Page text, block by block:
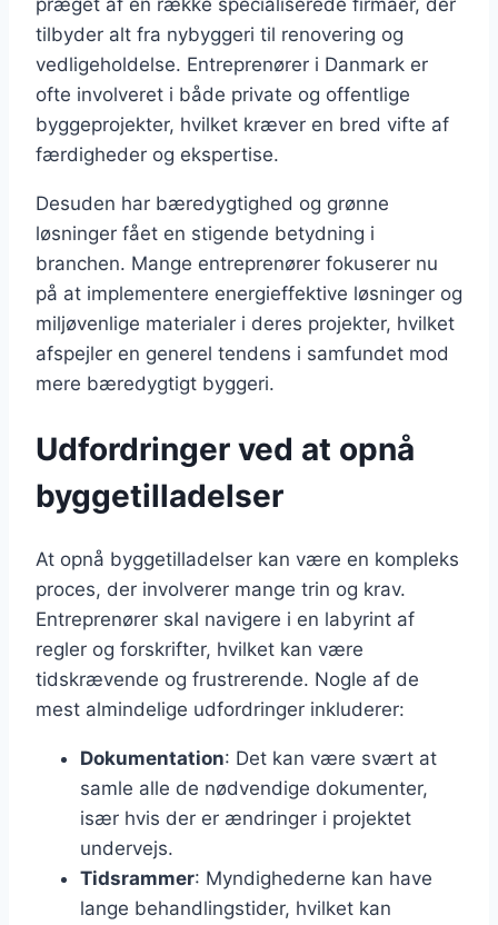
præget af en række specialiserede firmaer, der
tilbyder alt fra nybyggeri til renovering og
vedligeholdelse. Entreprenører i Danmark er
ofte involveret i både private og offentlige
byggeprojekter, hvilket kræver en bred vifte af
færdigheder og ekspertise.
Desuden har bæredygtighed og grønne
løsninger fået en stigende betydning i
branchen. Mange entreprenører fokuserer nu
på at implementere energieffektive løsninger og
miljøvenlige materialer i deres projekter, hvilket
afspejler en generel tendens i samfundet mod
mere bæredygtigt byggeri.
Udfordringer ved at opnå
byggetilladelser
At opnå byggetilladelser kan være en kompleks
proces, der involverer mange trin og krav.
Entreprenører skal navigere i en labyrint af
regler og forskrifter, hvilket kan være
tidskrævende og frustrerende. Nogle af de
mest almindelige udfordringer inkluderer:
Dokumentation: Det kan være svært at
samle alle de nødvendige dokumenter,
især hvis der er ændringer i projektet
undervejs.
Tidsrammer: Myndighederne kan have
lange behandlingstider, hvilket kan